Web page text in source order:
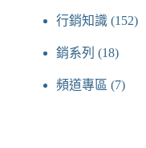
行銷知識(152)
銷系列 (18)
頻道專區 (7)